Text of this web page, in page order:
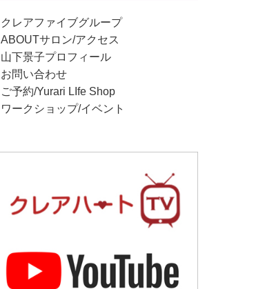
クレアファイブグループ
ABOUTサロン/アクセス
山下景子プロフィール
お問い合わせ
ご予約/Yurari LIfe Shop
ワークショップ/イベント